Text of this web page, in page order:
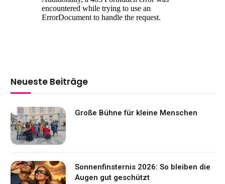
Neueste Beiträge
Große Bühne für kleine Menschen
Sonnenfinsternis 2026: So bleiben die
Augen gut geschützt